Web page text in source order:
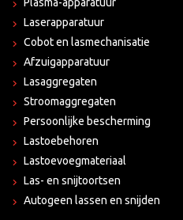
Laserapparatuur
Cobot en lasmechanisatie
Afzuigapparatuur
Lasaggregaten
Stroomaggregaten
Persoonlijke bescherming
Lastoebehoren
Lastoevoegmateriaal
Las- en snijtoortsen
Autogeen lassen en snijden